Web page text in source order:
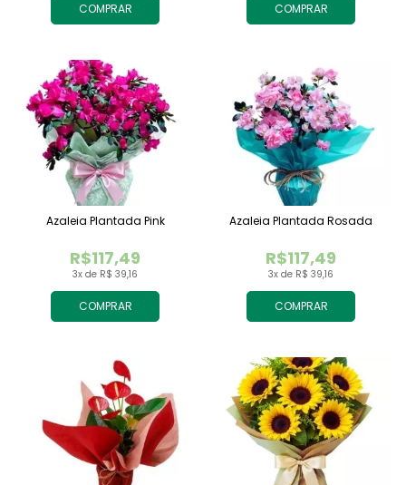
COMPRAR COMPRAR
COMPRAR
3x de R$ 39,16
R$117,49
Azaleia Plantada Pink
COMPRAR
3x de R$ 39,16
R$117,49
Azaleia Plantada Rosada